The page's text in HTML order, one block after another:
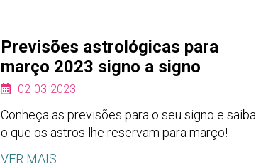
Previsões astrológicas para
março 2023 signo a signo
02-03-2023
Conheça as previsões para o seu signo e saiba
o que os astros lhe reservam para março!
VER MAIS